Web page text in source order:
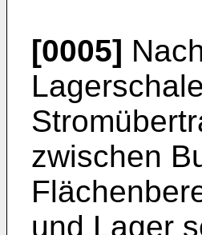
[0005]
zwischen
und Lager